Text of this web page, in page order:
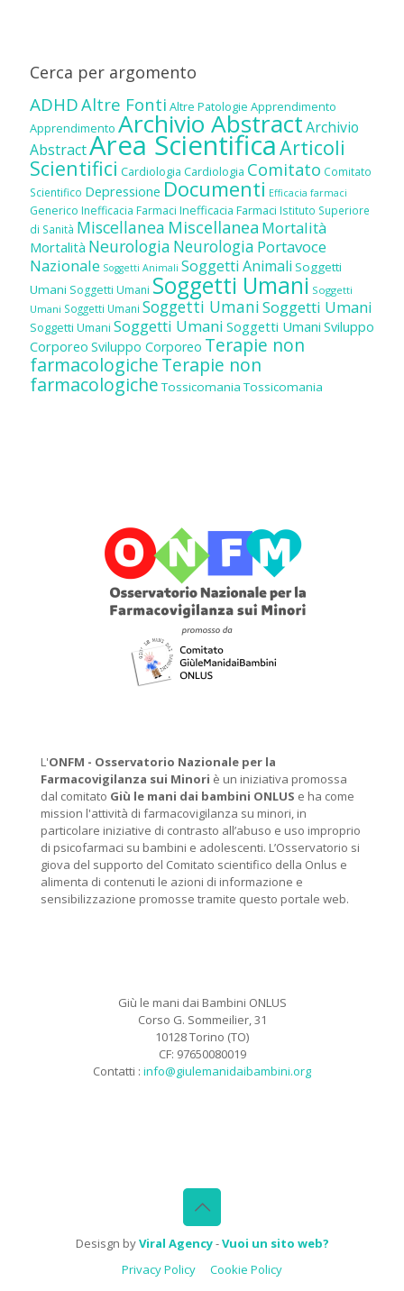
Cerca per argomento
ADHDAltre Fonti Altre Patologie Apprendimento
Apprendimento Archivio AbstractArchivio
AbstractArea ScientificaArticoli
Scientifici Cardiologia Cardiologia Comitato Comitato
Scientifico Depressione Documenti Efficacia farmaci
Generico Inefficacia Farmaci Inefficacia Farmaci Istituto Superiore
di Sanità Miscellanea Miscellanea Mortalità
Mortalità Neurologia Neurologia Portavoce
Nazionale Soggetti Animali Soggetti Animali Soggetti
Umani Soggetti Umani Soggetti Umani Soggetti
Umani Soggetti Umani Soggetti UmaniSoggetti Umani
Soggetti Umani Soggetti Umani Soggetti Umani Sviluppo
Corporeo Sviluppo Corporeo Terapie non
farmacologicheTerapie non
farmacologiche Tossicomania Tossicomania
L'ONFM - Osservatorio Nazionale per la
Farmacovigilanza sui Minori è un iniziativa promossa
dal comitato Giù le mani dai bambini ONLUS e ha come
mission l'attività di farmacovigilanza su minori, in
particolare iniziative di contrasto all’abuso e uso improprio
di psicofarmaci su bambini e adolescenti. L’Osservatorio si
giova del supporto del Comitato scientifico della Onlus e
alimenta di contenuti le azioni di informazione e
sensibilizzazione promosse tramite questo portale web.
Giù le mani dai Bambini ONLUS
Corso G. Sommeilier, 31
10128 Torino (TO)
CF: 97650080019
Contatti : info@giulemanidaibambini.org
Desisgn byViral Agency-Vuoi un sito web?
Privacy Policy
Cookie Policy